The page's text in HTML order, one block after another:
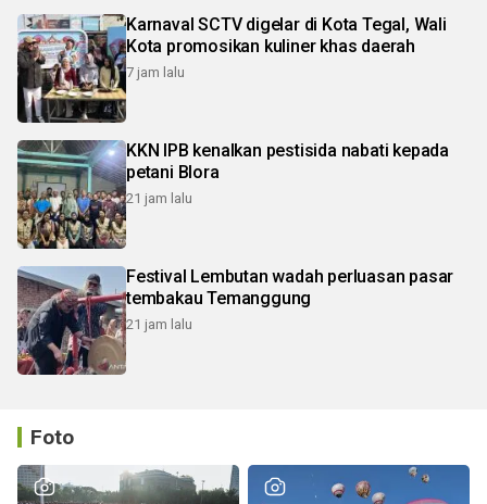
Karnaval SCTV digelar di Kota Tegal, Wali
Kota promosikan kuliner khas daerah
7 jam lalu
KKN IPB kenalkan pestisida nabati kepada
petani Blora
21 jam lalu
Festival Lembutan wadah perluasan pasar
tembakau Temanggung
21 jam lalu
Foto